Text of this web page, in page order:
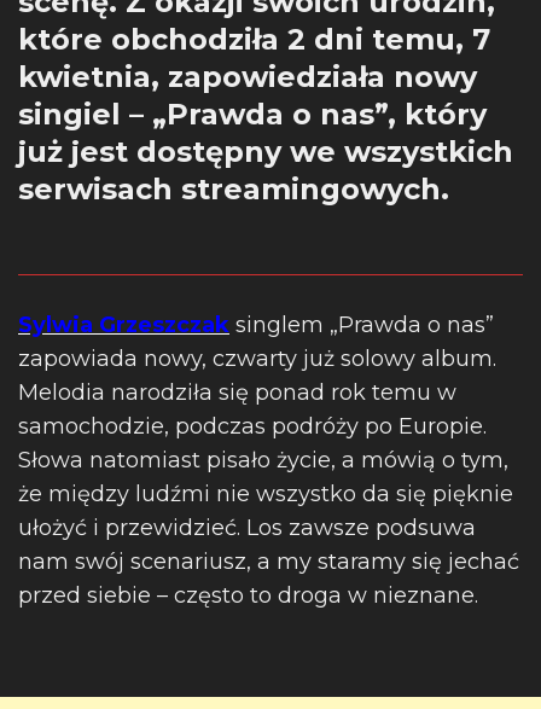
które obchodziła 2 dni temu, 7
kwietnia, zapowiedziała nowy
singiel – „Prawda o nas”, który
już jest dostępny we wszystkich
serwisach streamingowych.
Sylwia Grzeszczak singlem „Prawda o nas”
zapowiada nowy, czwarty już solowy album.
Melodia narodziła się ponad rok temu w
samochodzie, podczas podróży po Europie.
Słowa natomiast pisało życie, a mówią o tym,
że między ludźmi nie wszystko da się pięknie
ułożyć i przewidzieć. Los zawsze podsuwa
nam swój scenariusz, a my staramy się jechać
przed siebie – często to droga w nieznane.